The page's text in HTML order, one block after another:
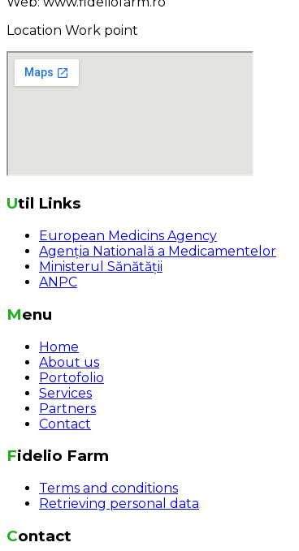
Location Work point
Util Links
European Medicins Agency
Agenția Natională a Medicamentelor
Ministerul Sănătății
ANPC
Menu
Home
About us
Portofolio
Services
Partners
Contact
Fidelio Farm
Terms and conditions
Retrieving personal data
Contact